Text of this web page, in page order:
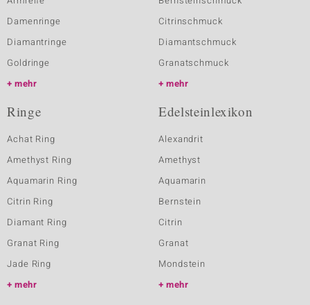
Damenringe
Diamantringe
Goldringe
mehr
Citrinschmuck
Diamantschmuck
Granatschmuck
mehr
Ringe
Achat Ring
Amethyst Ring
Aquamarin Ring
Citrin Ring
Diamant Ring
Granat Ring
Jade Ring
mehr
Edelsteinlexikon
Alexandrit
Amethyst
Aquamarin
Bernstein
Citrin
Granat
Mondstein
mehr